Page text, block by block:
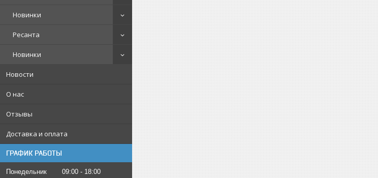
Новинки
Ресанта
Новинки
Новости
О нас
Отзывы
Доставка и оплата
ГРАФИК РАБОТЫ
Понедельник 09:00
18:00